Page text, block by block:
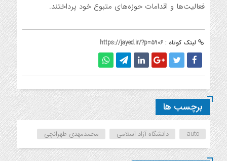
فعالیت‌ها و اقدامات حوزه‌های متبوع خود پرداختند.
لینک کوتاه : https://jayed.ir/?p=5906
برچسب ها
auto دانشگاه آزاد اسلامی محمدمهدی طهرانچی